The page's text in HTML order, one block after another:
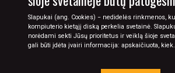
Slapukai (ang. Cookies) − nedidelės rinkmenos,
kompiuterio kietąjį diską perkelia svetainė.
norėdami sekti Jūsų prioritetus ir veiklą šioje
gali būti įdėta įvairi informacija: apskaičiuota,